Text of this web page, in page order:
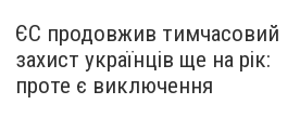
ЄС продовжив тимчасовий
захист українців ще на рік:
проте є виключення